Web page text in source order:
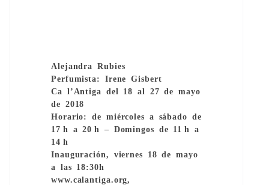
Alejandra Rubies
Perfumista: Irene Gisbert
Ca l’Antiga del 18 al 27 de mayo
de 2018
Horario: de miércoles a sábado de
17 h a 20 h – Domingos de 11 h a
14 h
Inauguración, viernes 18 de mayo
a las 18:30h
www.calantiga.org,